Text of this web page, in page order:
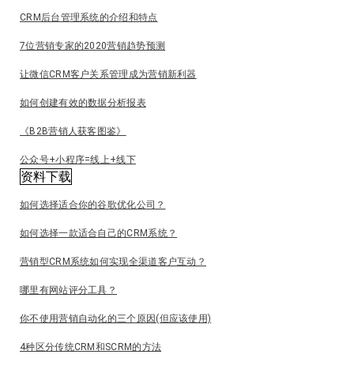
CRM后台管理系统的介绍和特点
7位营销专家的2020营销趋势预测
让微信CRM客户关系管理成为营销新利器
如何创建有效的数据分析报表
《B2B营销人获客图鉴》
公众号+小程序=线上+线下
资料下载
如何选择适合你的谷歌优化公司？
如何选择一款适合自己的CRM系统？
营销型CRM系统如何实现全渠道客户互动？
哪里有网站评分工具？
你不使用营销自动化的三个原因(但应该使用)
4种区分传统CRM和SCRM的方法